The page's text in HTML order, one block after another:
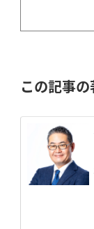
この記事の